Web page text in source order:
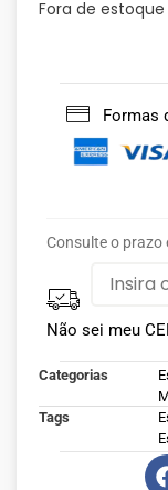
Fora de estoque
Formas
Consulte o prazo
Não sei meu
Categorias
Tags